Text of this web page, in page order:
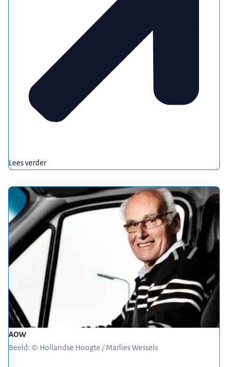
Lees verder
AOW
Beeld: © Hollandse Hoogte / Marlies Wessels